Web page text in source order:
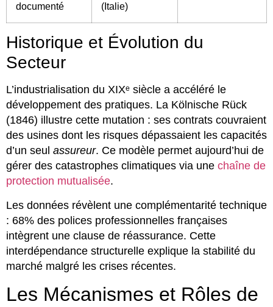
documenté
(Italie)
Historique et Évolution du
Secteur
L’industrialisation du XIXᵉ siècle a accéléré le
développement des pratiques. La Kölnische Rück
(1846) illustre cette mutation : ses contrats couvraient
des usines dont les risques dépassaient les capacités
d’un seul assureur. Ce modèle permet aujourd’hui de
gérer des catastrophes climatiques via une chaîne de
protection mutualisée.
Les données révèlent une complémentarité technique
: 68% des polices professionnelles françaises
intègrent une clause de réassurance. Cette
interdépendance structurelle explique la stabilité du
marché malgré les crises récentes.
Les Mécanismes et Rôles de